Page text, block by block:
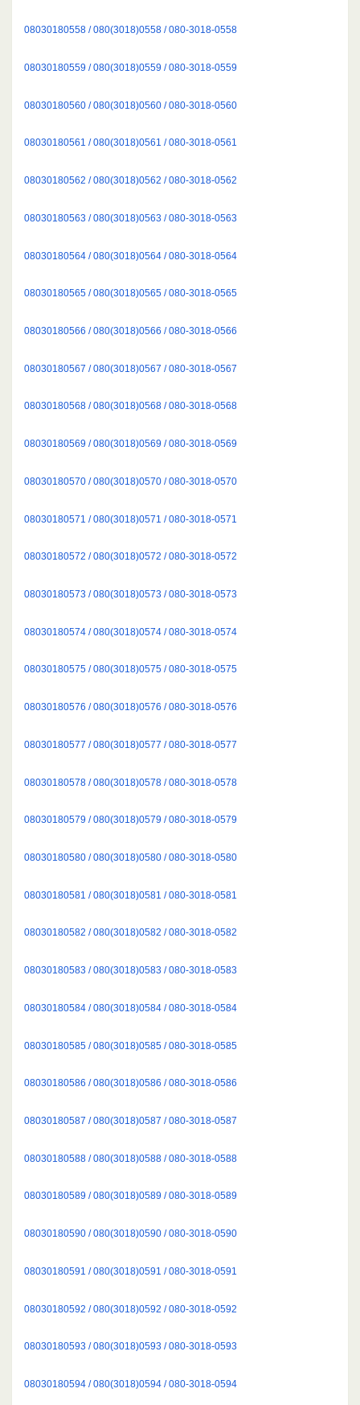
08030180558 / 080(3018)0558 / 080-3018-0558
08030180559 / 080(3018)0559 / 080-3018-0559
08030180560 / 080(3018)0560 / 080-3018-0560
08030180561 / 080(3018)0561 / 080-3018-0561
08030180562 / 080(3018)0562 / 080-3018-0562
08030180563 / 080(3018)0563 / 080-3018-0563
08030180564 / 080(3018)0564 / 080-3018-0564
08030180565 / 080(3018)0565 / 080-3018-0565
08030180566 / 080(3018)0566 / 080-3018-0566
08030180567 / 080(3018)0567 / 080-3018-0567
08030180568 / 080(3018)0568 / 080-3018-0568
08030180569 / 080(3018)0569 / 080-3018-0569
08030180570 / 080(3018)0570 / 080-3018-0570
08030180571 / 080(3018)0571 / 080-3018-0571
08030180572 / 080(3018)0572 / 080-3018-0572
08030180573 / 080(3018)0573 / 080-3018-0573
08030180574 / 080(3018)0574 / 080-3018-0574
08030180575 / 080(3018)0575 / 080-3018-0575
08030180576 / 080(3018)0576 / 080-3018-0576
08030180577 / 080(3018)0577 / 080-3018-0577
08030180578 / 080(3018)0578 / 080-3018-0578
08030180579 / 080(3018)0579 / 080-3018-0579
08030180580 / 080(3018)0580 / 080-3018-0580
08030180581 / 080(3018)0581 / 080-3018-0581
08030180582 / 080(3018)0582 / 080-3018-0582
08030180583 / 080(3018)0583 / 080-3018-0583
08030180584 / 080(3018)0584 / 080-3018-0584
08030180585 / 080(3018)0585 / 080-3018-0585
08030180586 / 080(3018)0586 / 080-3018-0586
08030180587 / 080(3018)0587 / 080-3018-0587
08030180588 / 080(3018)0588 / 080-3018-0588
08030180589 / 080(3018)0589 / 080-3018-0589
08030180590 / 080(3018)0590 / 080-3018-0590
08030180591 / 080(3018)0591 / 080-3018-0591
08030180592 / 080(3018)0592 / 080-3018-0592
08030180593 / 080(3018)0593 / 080-3018-0593
08030180594 / 080(3018)0594 / 080-3018-0594